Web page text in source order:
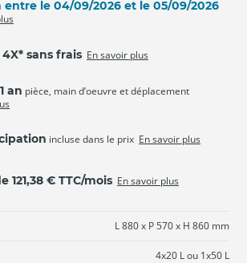
entre le 04/09/2026 et le 05/09/2026
sans frais En savoir plus
an pièce, main d’oeuvre et déplacement
incluse dans le prix En savoir plus
121,38 € TTC/mois En savoir plus
L 880 x P 570 x H 860 mm
4x20 L ou 1x50 L